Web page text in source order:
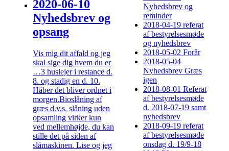
2020-06-10
Nyhedsbrev og
opsang
Vis mig dit affald og jeg
skal sige dig hvem du er
…3 huslejer i restance d.
8. og stadig en d. 10.
Håber det bliver ordnet i
morgen.Bioslåning af
græs d.v.s. slåning uden
opsamling virker kun
ved mellemhøjde, du kan
stille det på siden af
slåmaskinen. Lise og jeg
Nyhedsbrev og
reminder
2018-04-19 referat
af bestyrelsesmøde
og nyhedsbrev
2018-05-02 Forår
2018-05-04
Nyhedsbrev Græs
igen
2018-08-01 Referat
af bestyrelsesmøde
d. 2018-07-19 samt
nyhedsbrev
2018-09-19 referat
af bestyrelsesmøde
onsdag d. 19/9-18